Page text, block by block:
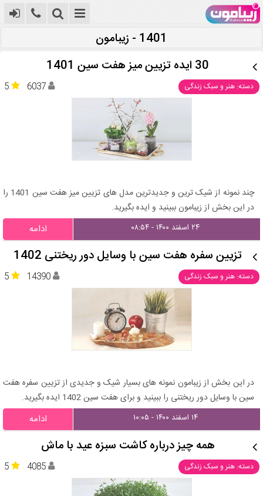
1401 - زیبامون
30 ایده تزیین میز هفت سین 1401
دسته: هنر و سبک زندگی 5 6037
چند نمونه از شیک ترین و جدیدترین مدل های تزیین میز هفت سین 1401 را
در این بخش از زیبامون ببینید و ایده بگیرید.
۲۴ اسفند ۱۴۰۰ - ۰۸:۵۴ ادامه
تزیین سفره هفت سین با وسایل دور ریختنی 1402
دسته: هنر و سبک زندگی 5 14390
در این بخش از زیبامون نمونه های بسیار شیک و جدیدی از تزیین سفره هفت
سین با وسایل دور ریختنی را ببینید و برای هفت سین 1402 ایده بگیرید.
۱۴ اسفند ۱۴۰۰ - ۱۰:۰۵ ادامه
همه چیز درباره کاشت سبزه عید با ماش
دسته: هنر و سبک زندگی 5 4085